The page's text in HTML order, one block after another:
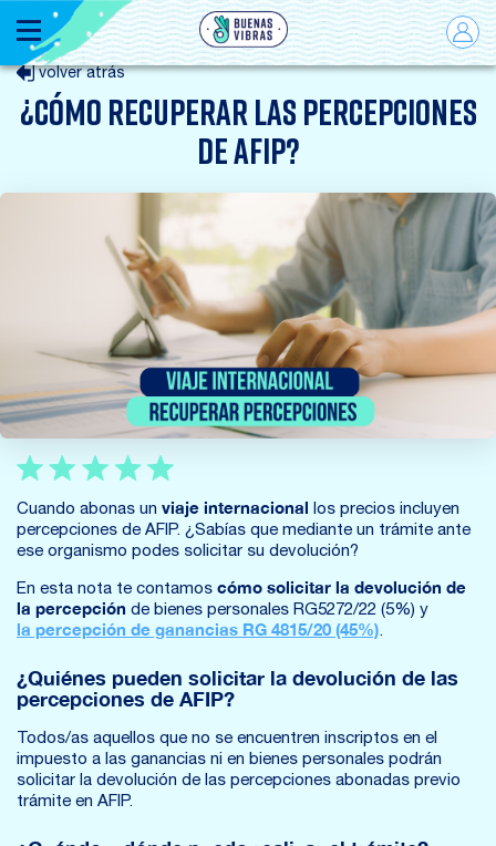
Menú
volver atrás
¿CÓMO RECUPERAR LAS PERCEPCIONES
DE AFIP?
Cuando abonas un viaje internacional los precios incluyen
percepciones de AFIP. ¿Sabías que mediante un trámite ante
ese organismo podes solicitar su devolución?
En esta nota te contamos cómo solicitar la devolución de
la percepción de bienes personales RG5272/22 (5%) y
la percepción de ganancias RG 4815/20 (45%).
¿Quiénes pueden solicitar la devolución de las
percepciones de AFIP?
Todos/as aquellos que no se encuentren inscriptos en el
impuesto a las ganancias ni en bienes personales podrán
solicitar la devolución de las percepciones abonadas previo
trámite en AFIP.